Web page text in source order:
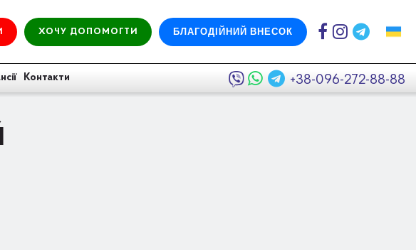
ХОЧУ ДОПОМОГТИ БЛАГОДІЙНИЙ ВНЕСОК
Контакти +38-096-272-88-88